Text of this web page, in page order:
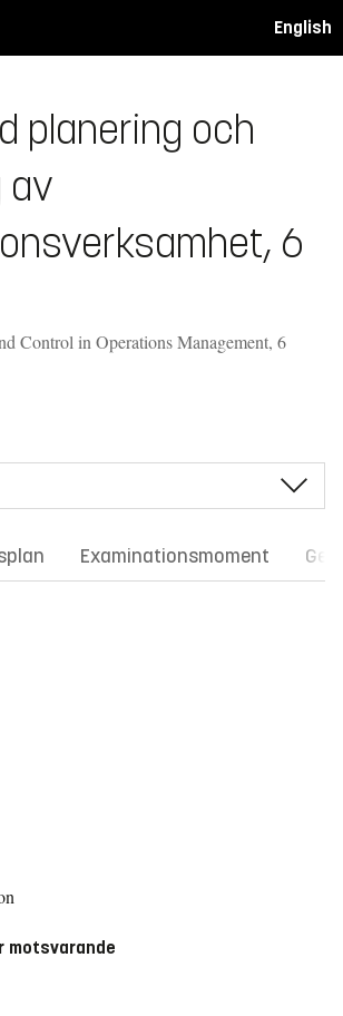
English
planering och
av
6
Control in Operations Management, 6
Examinationsmoment
motsvarande